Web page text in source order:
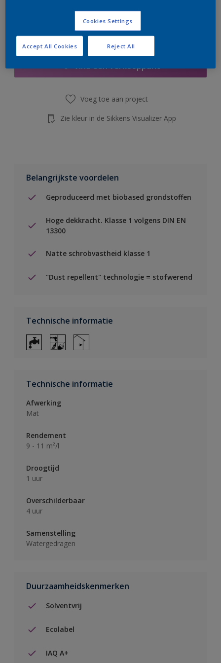
Boodschappenlijst
Vind een verkooppunt
Voeg toe aan project
Zie kleur in de Sikkens Visualizer App
Belangrijkste voordelen
Geproduceerd met biobased grondstoffen
Hoge dekkracht. Klasse 1 volgens DIN EN
13300
Natte schrobvastheid klasse 1
"Dust repellent" technologie = stofwerend
Technische informatie
Technische informatie
Afwerking
Mat
Rendement
9 - 11 m²/l
Droogtijd
1 uur
Overschilderbaar
4 uur
Samenstelling
Watergedragen
Duurzaamheidskenmerken
Solventvrij
Ecolabel
IAQ A+
Cookies Settings
Reject All
Accept All Cookies